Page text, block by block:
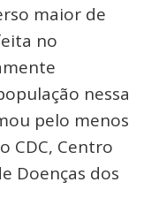
maior de
no
nessa
pelo menos
CDC, Centro
Doenças dos